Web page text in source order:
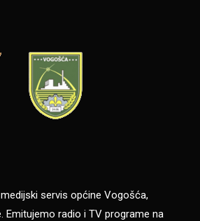
servis općine Vogošća,
Emitujemo radio i TV programe na